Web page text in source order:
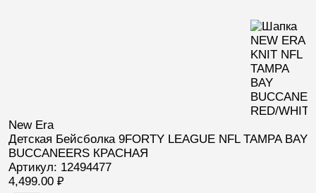
New Era
Детская Бейсболка 9FORTY LEAGUE NFL TAMPA BAY
BUCCANEERS КРАСНАЯ
Артикул: 12494477
4,499.00 ₽